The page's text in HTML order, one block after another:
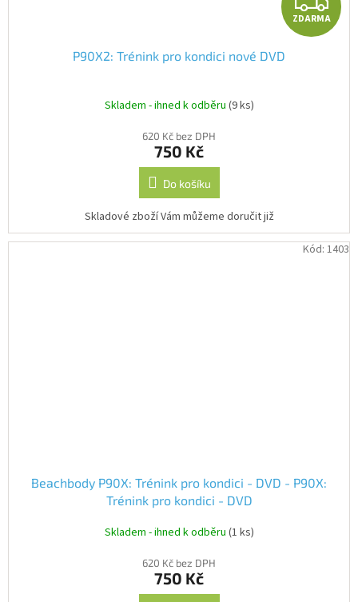
ZDARMA
P90X2: Trénink pro kondici nové DVD
Skladem - ihned k odběru (9 ks)
620 Kč bez DPH
750 Kč
Do košíku
Skladové zboží Vám můžeme doručit již
Beachbody P90X: Trénink pro kondici - DVD - P90X:
Trénink pro kondici - DVD
Skladem - ihned k odběru (1 ks)
620 Kč bez DPH
750 Kč
Kód: 1403